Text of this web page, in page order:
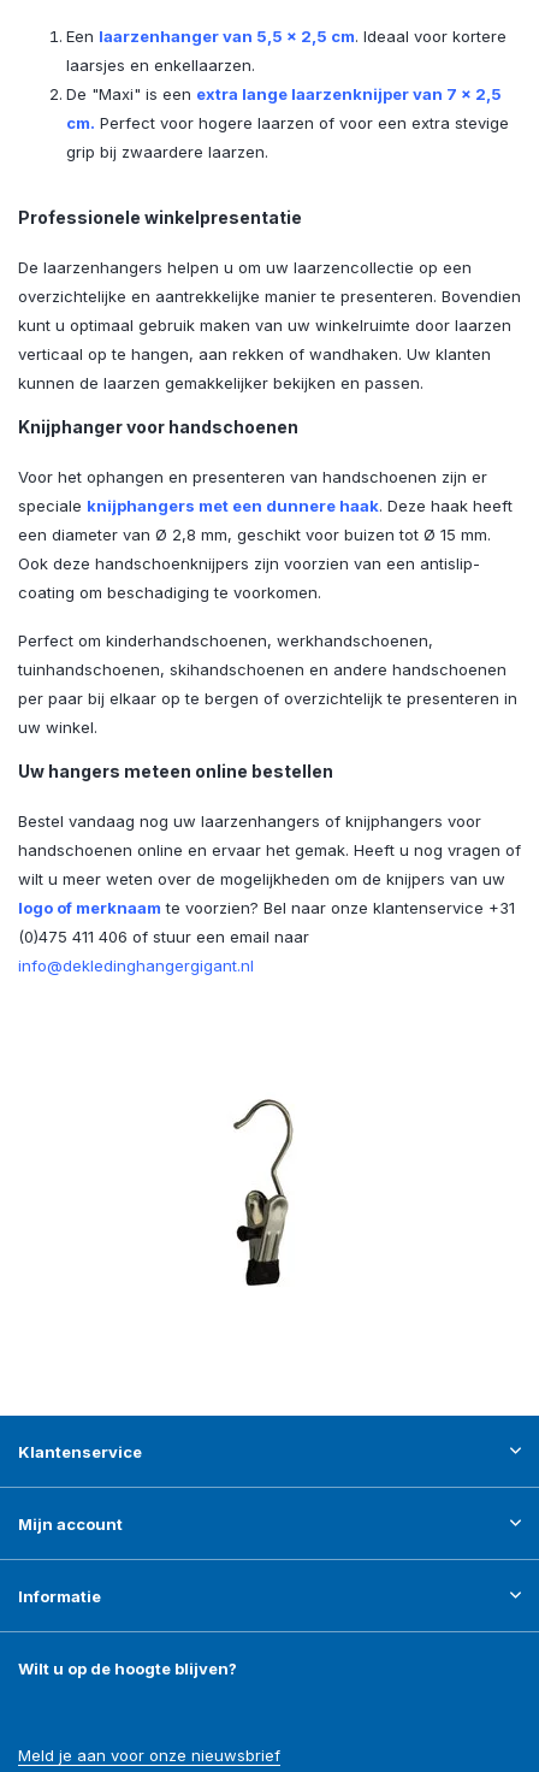
Een laarzenhanger van 5,5 x 2,5 cm. Ideaal voor kortere
laarsjes en enkellaarzen.
De "Maxi" is een extra lange laarzenknijper van 7 x 2,5
cm. Perfect voor hogere laarzen of voor een extra stevige
grip bij zwaardere laarzen.
Professionele winkelpresentatie
De laarzenhangers helpen u om uw laarzencollectie op een
overzichtelijke en aantrekkelijke manier te presenteren. Bovendien
kunt u optimaal gebruik maken van uw winkelruimte door laarzen
verticaal op te hangen, aan rekken of wandhaken. Uw klanten
kunnen de laarzen gemakkelijker bekijken en passen.
Knijphanger voor handschoenen
Voor het ophangen en presenteren van handschoenen zijn er
speciale knijphangers met een dunnere haak. Deze haak heeft
een diameter van Ø 2,8 mm, geschikt voor buizen tot Ø 15 mm.
Ook deze handschoenknijpers zijn voorzien van een antislip-
coating om beschadiging te voorkomen.
Perfect om kinderhandschoenen, werkhandschoenen,
tuinhandschoenen, skihandschoenen en andere handschoenen
per paar bij elkaar op te bergen of overzichtelijk te presenteren in
uw winkel.
Uw hangers meteen online bestellen
Bestel vandaag nog uw laarzenhangers of knijphangers voor
handschoenen online en ervaar het gemak. Heeft u nog vragen of
wilt u meer weten over de mogelijkheden om de knijpers van uw
logo of merknaam te voorzien? Bel naar onze klantenservice +31
(0)475 411 406 of stuur een email naar
info@dekledinghangergigant.nl
Klantenservice
Mijn account
Informatie
Wilt u op de hoogte blijven?
Meld je aan voor onze nieuwsbrief